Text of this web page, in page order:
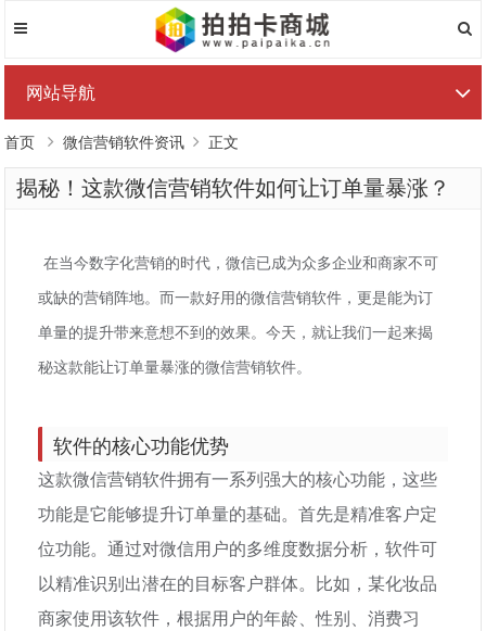
网站导航
首页 微信营销软件资讯 正文
揭秘！这款微信营销软件如何让订单量暴涨？
在当今数字化营销的时代，微信已成为众多企业和商家不可
或缺的营销阵地。而一款好用的微信营销软件，更是能为订
单量的提升带来意想不到的效果。今天，就让我们一起来揭
秘这款能让订单量暴涨的微信营销软件。
软件的核心功能优势
这款微信营销软件拥有一系列强大的核心功能，这些
功能是它能够提升订单量的基础。首先是精准客户定
位功能。通过对微信用户的多维度数据分析，软件可
以精准识别出潜在的目标客户群体。比如，某化妆品
商家使用该软件，根据用户的年龄、性别、消费习